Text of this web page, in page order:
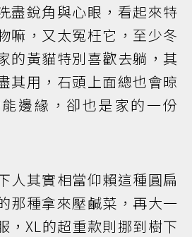
盡銳角與心眼，看起來特
嘛，又太冤枉它，至少冬
的黃貓特別喜歡去躺，其
其用，石頭上面總也會晾
邊緣，卻也是家的一份
人其實相當仰賴這種圓扁
那種拿來壓鹹菜，再大一
，XL的超重款則挪到樹下